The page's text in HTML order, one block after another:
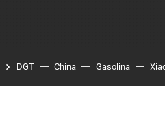
DGT China Gasolina